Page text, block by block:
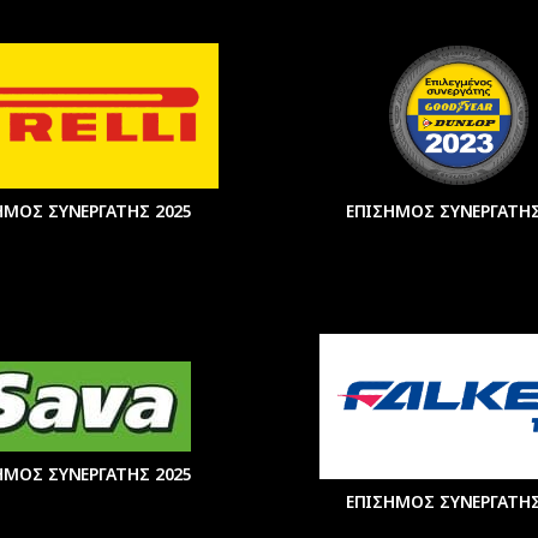
ΣΥΝΕΡΓΑΤΗΣ 2025
ΕΠΙΣΗΜΟΣ
ΣΥΝΕΡΓΑΤΗΣ 2025
ΕΠΙΣΗΜΟΣ